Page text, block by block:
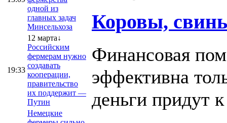
одной из
главных задач
Минсельхоза
19:33
12 марта↓
Российским
фермерам нужно
создавать
кооперации,
правительство
их поддержит —
Путин
Немецкие
Коровы,
Финансовая
эффективна
деньги придут